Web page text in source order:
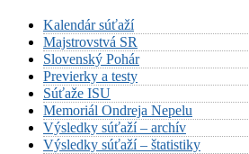
Kalendár súťaží
Majstrovstvá SR
Slovenský Pohár
Previerky a testy
Súťaže ISU
Memoriál Ondreja Nepelu
Výsledky súťaží – archív
Výsledky súťaží – štatistiky